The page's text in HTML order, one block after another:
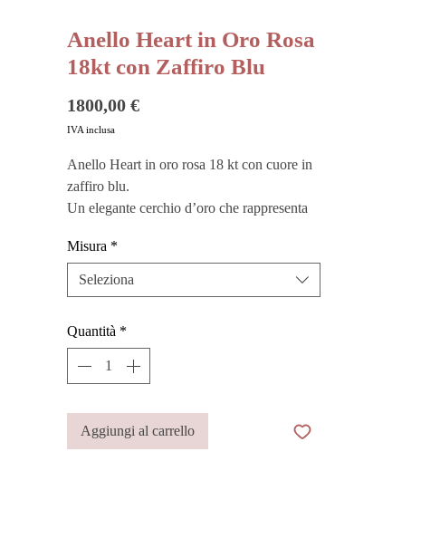
Anello Heart in Oro Rosa
18kt con Zaffiro Blu
1800,00 €Prezzo
IVA inclusa
Anello Heart in oro rosa 18 kt con cuore in
zaffiro blu.
Un elegante cerchio d’oro che rappresenta
seconda di come viene indossato.
Personalizzabile e possibile da ordinare
misura.
Vuoi custodire al meglio i tuoi gioielli?
Acquista i nostri
anche come buste regalo!
Questo prodotto è realizzato a mano in
Italia dai migliori artigiani.
Misura *
Seleziona
Quantità *
Aggiungi al carrello